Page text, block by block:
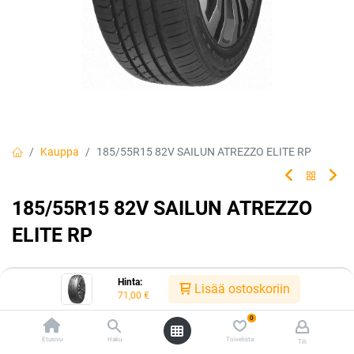
Hinta:
71,00 € Lisää ostoskoriin
Etusivu Haku
0
Toivelista Tili
Kauppa 185/55R15 82V SAILUN ATREZZO ELITE RP
185/55R15 82V SAILUN ATREZZO
ELITE RP
8848116036610 Tuotekoodi: 216718
71,00€